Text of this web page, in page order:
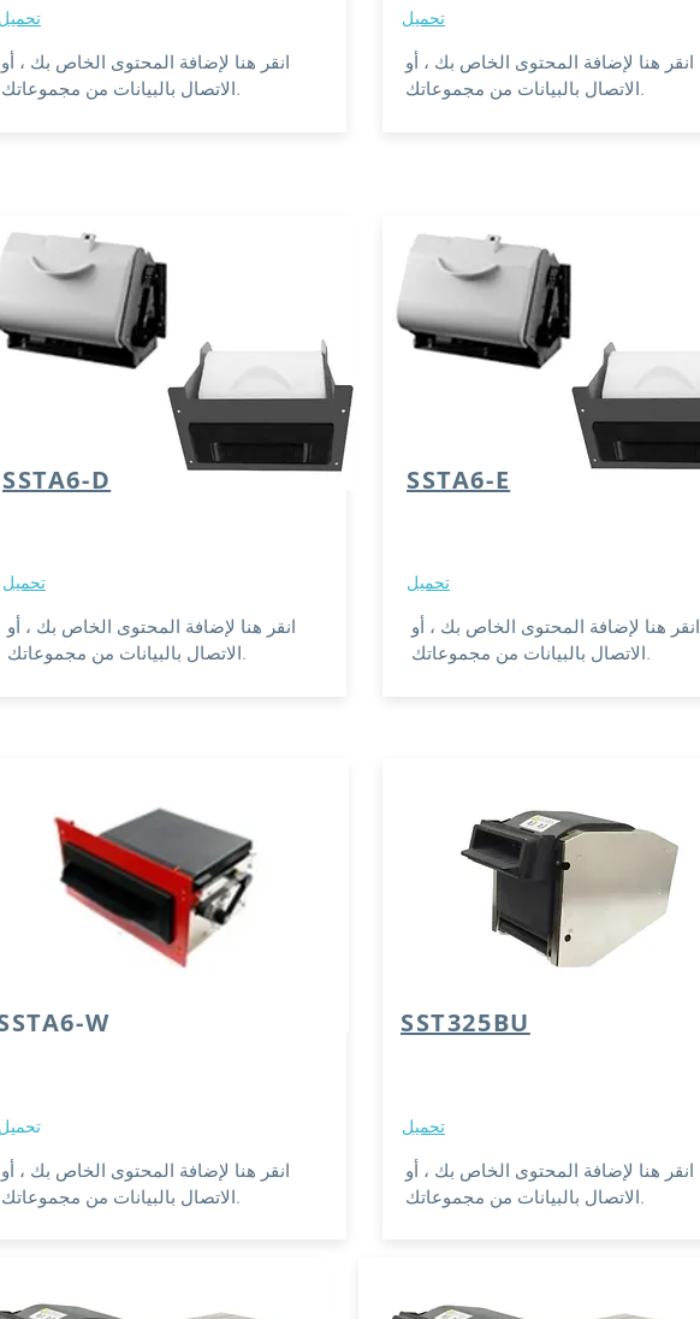
انقر هنا لإضافة المحتوى الخاص بك ، أو
الاتصال بالبيانات من مجموعاتك.
تحميل
انقر هنا لإضافة المحتوى الخاص بك ، أو
الاتصال بالبيانات من مجموعاتك.
SSTA6-D
تحميل
انقر هنا لإضافة المحتوى الخاص بك ، أو
الاتصال بالبيانات من مجموعاتك.
SSTA6-E
تحميل
انقر هنا لإضافة المحتوى الخاص بك ، أو
الاتصال بالبيانات من مجموعاتك.
W
انقر هنا لإضافة المحتوى الخاص بك ، أو
الاتصال بالبيانات من مجموعاتك.
SST325BU
تحميل
انقر هنا لإضافة المحتوى الخاص بك ، أو
الاتصال بالبيانات من مجموعاتك.